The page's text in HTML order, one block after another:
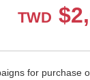
TWD $
for purchase